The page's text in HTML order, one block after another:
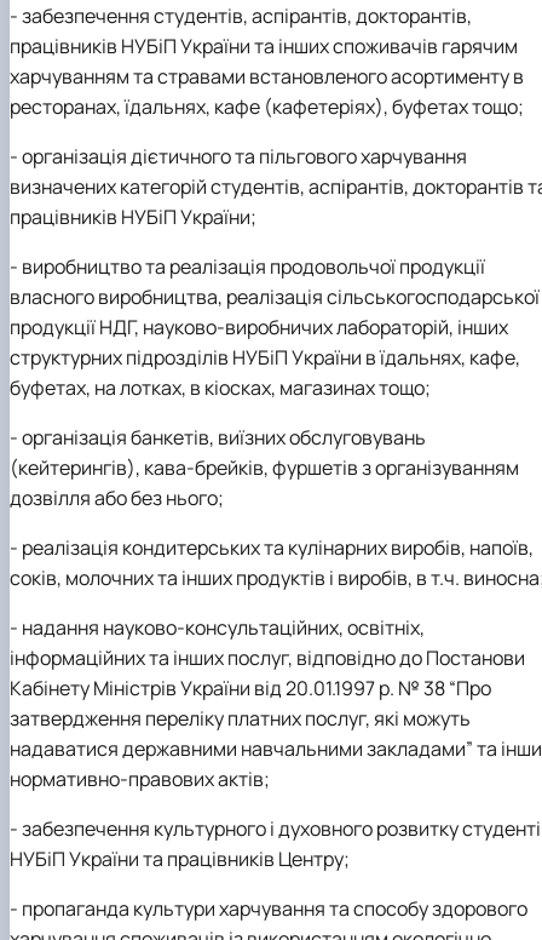
- забезпечення студентів, аспірантів, докторантів,
працівників НУБіП України та інших споживачів гарячим
харчуванням та стравами встановленого асортименту в
ресторанах, їдальнях, кафе (кафетеріях), буфетах тощо;
- організація дієтичного та пільгового харчування
визначених категорій студентів, аспірантів, докторантів
працівників НУБіП України;
- виробництво та реалізація продовольчої продукції
власного виробництва, реалізація сільськогосподарської
продукції НДГ, науково-виробничих лабораторій, інших
структурних підрозділів НУБіП України в їдальнях, кафе,
буфетах, на лотках, в кіосках, магазинах тощо;
- організація банкетів, виїзних обслуговувань
(кейтерингів), кава-брейків, фуршетів з організуванням
дозвілля або без нього;
- реалізація кондитерських та кулінарних виробів, напоїв,
соків, молочних та інших продуктів і виробів, в т.ч.
- надання науково-консультаційних, освітніх,
інформаційних та інших послуг, відповідно до Постанови
Кабінету Міністрів України від 20.01.1997 р. № 38 “Про
затвердження переліку платних послуг, які можуть
надаватися державними навчальними закладами” та
нормативно-правових актів;
- забезпечення культурного і духовного розвитку
НУБіП України та працівників Центру;
- пропаганда культури харчування та способу здорового